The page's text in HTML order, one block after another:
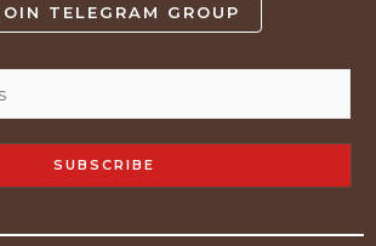
TELEGRAM GROUP
SUBSCRIBE